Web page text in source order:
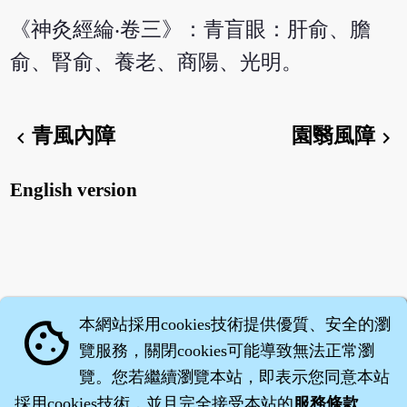
《神灸經綸‧卷三》：青盲眼：肝俞、膽
俞、腎俞、養老、商陽、光明。
chevron_left青風內障 園翳風障chevron_right
English version
cookie 本網站採用cookies技術提供優質、安全的瀏
覽服務，關閉cookies可能導致無法正常瀏
覽。您若繼續瀏覽本站，即表示您同意本站
採用cookies技術，並且完全接受本站的服務條款